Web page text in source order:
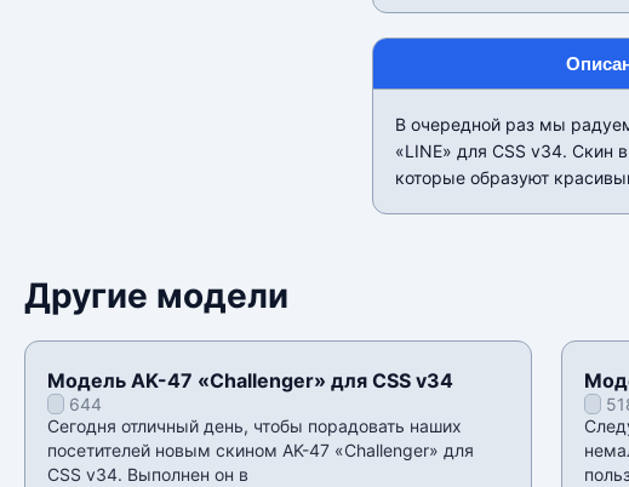
В очередной раз мы
«LINE» для CSS v34. Скин
которые образуют
Другие модели
Модель AK-47 «Challenger» для CSS v34
644
Сегодня отличный день, чтобы порадовать наших
посетителей новым скином AK-47 «Challenger» для
CSS v34. Выполнен он в
CSS